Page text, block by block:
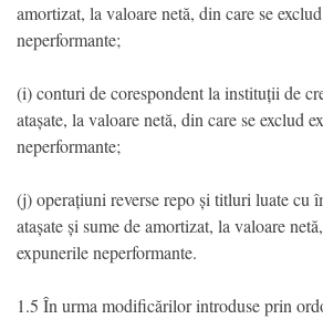
amortizat, la valoare netă, din care se
neperformante;
(i) conturi de corespondent la instituții de
atașate, la valoare netă, din care se exclud
neperformante;
(j) operațiuni reverse repo și titluri luate cu
atașate și sume de amortizat, la valoare
expunerile neperformante.
1.5 În urma modificărilor introduse prin